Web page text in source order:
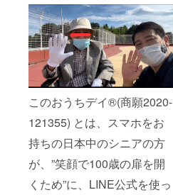
このおうちデイ®️(商願2020-
121355) とは、スマホをお
持ちの日本中のシニアの方
が、”笑顔で100歳の扉を開
くため”に、LINE公式を使っ